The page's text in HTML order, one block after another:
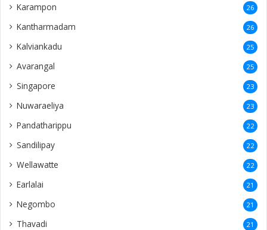
Karampon 26
Kantharmadam 26
Kalviankadu 25
Avarangal 25
Singapore 23
Nuwaraeliya 23
Pandatharippu 22
Sandilipay 22
Wellawatte 22
Earlalai 21
Negombo 21
Thavadi 21